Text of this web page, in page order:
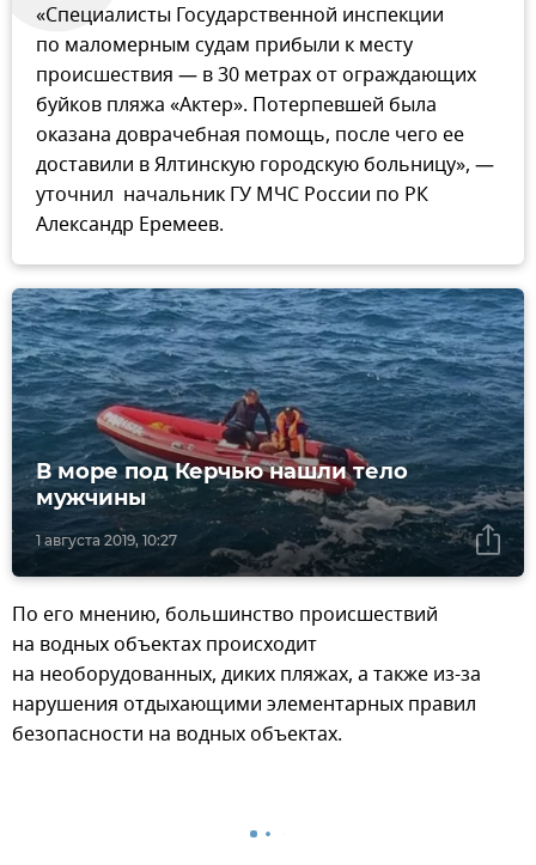
«Специалисты Государственной инспекции
по маломерным судам прибыли к месту
происшествия — в 30 метрах от ограждающих
буйков пляжа «Актер». Потерпевшей была
оказана доврачебная помощь, после чего ее
доставили в Ялтинскую городскую больницу», —
уточнил начальник ГУ МЧС России по РК
Александр Еремеев.
1 августа 2019, 10:27
В море под Керчью нашли тело
мужчины
По его мнению, большинство происшествий
на водных объектах происходит
на необорудованных, диких пляжах, а также из-за
нарушения отдыхающими элементарных правил
безопасности на водных объектах.